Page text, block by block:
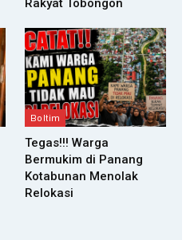
Rakyat Tobongon
Boltim
Tegas!!! Warga
Bermukim di Panang
Kotabunan Menolak
Relokasi